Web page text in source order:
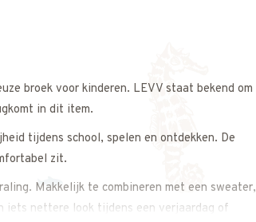
broek voor kinderen. LEVV staat bekend om
in dit item.
tijdens school, spelen en ontdekken. De
zit.
Makkelijk te combineren met een sweater,
iets nettere look tijdens een verjaardag of